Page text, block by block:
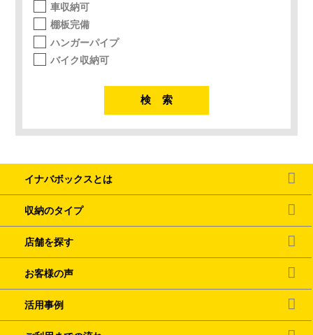
車収納可
棚板完備
ハンガーパイプ
バイク収納可
イナバボックスとは
収納のタイプ
店舗を探す
お客様の声
活用事例